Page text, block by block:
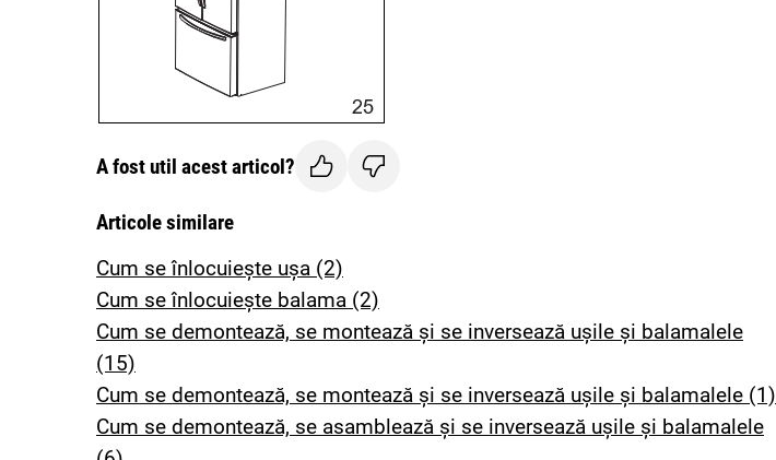
A fost util acest articol?
Articole similare
Cum se înlocuiește ușa (2)
Cum se înlocuiește balama (2)
Cum se demontează, se montează și se inversează ușile și balamalele
(15)
Cum se demontează, se montează și se inversează ușile și balamalele (1)
Cum se demontează, se asamblează și se inversează ușile și balamalele